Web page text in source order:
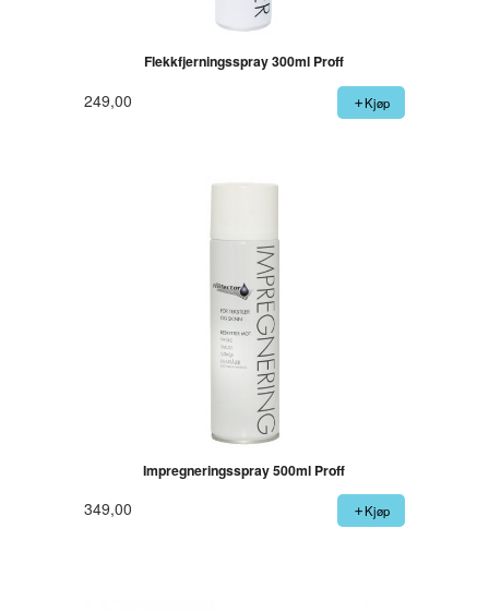
Flekkfjerningsspray 300ml Proff
249,00 Kjøp
Impregneringsspray 500ml Proff
349,00 Kjøp